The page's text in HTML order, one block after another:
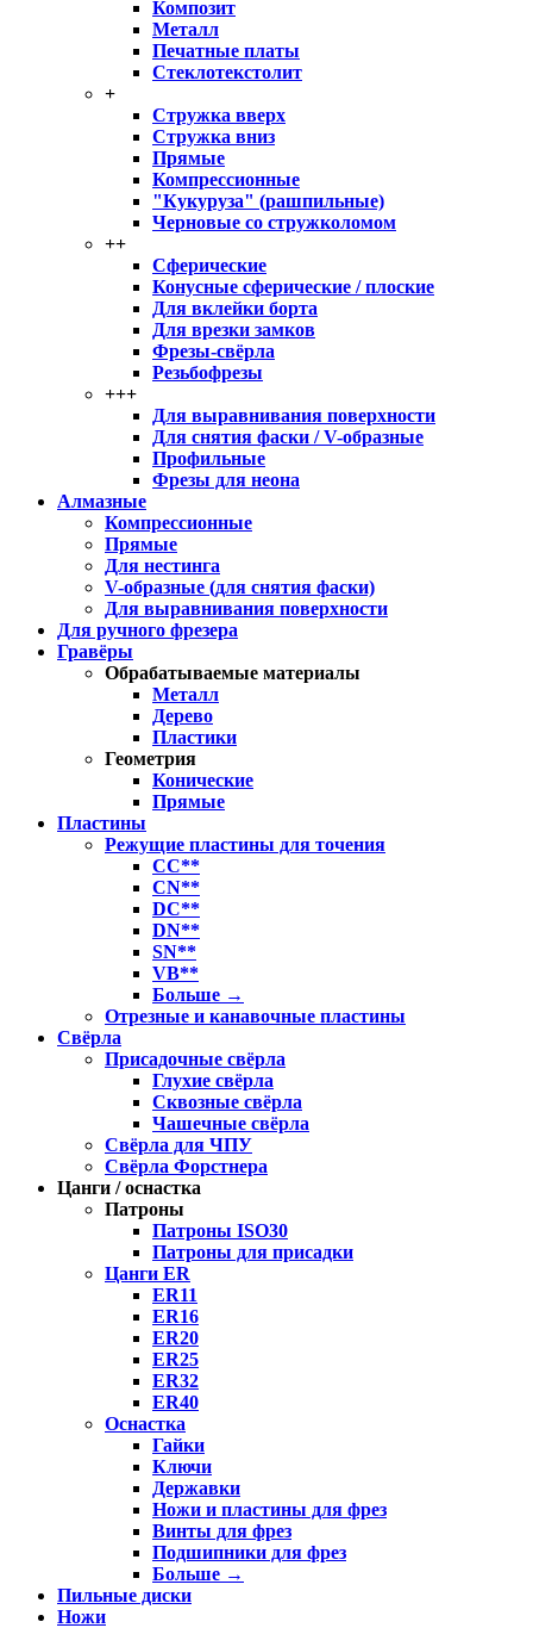
Композит
Металл
Печатные платы
Стеклотекстолит
+
Стружка вверх
Стружка вниз
Прямые
Компрессионные
"Кукуруза" (рашпильные)
Черновые со стружколомом
++
Сферические
Конусные сферические / плоские
Для вклейки борта
Для врезки замков
Фрезы-свёрла
Резьбофрезы
+++
Для выравнивания поверхности
Для снятия фаски / V-образные
Профильные
Фрезы для неона
Алмазные
Компрессионные
Прямые
Для нестинга
V-образные (для снятия фаски)
Для выравнивания поверхности
Для ручного фрезера
Гравёры
Обрабатываемые материалы
Металл
Дерево
Пластики
Геометрия
Конические
Прямые
Пластины
Режущие пластины для точения
CC**
CN**
DC**
DN**
SN**
VB**
Больше →
Отрезные и канавочные пластины
Свёрла
Присадочные свёрла
Глухие свёрла
Сквозные свёрла
Чашечные свёрла
Свёрла для ЧПУ
Свёрла Форстнера
Цанги / оснастка
Патроны
Патроны ISO30
Патроны для присадки
Цанги ER
ER11
ER16
ER20
ER25
ER32
ER40
Оснастка
Гайки
Ключи
Державки
Ножи и пластины для фрез
Винты для фрез
Подшипники для фрез
Больше →
Пильные диски
Ножи